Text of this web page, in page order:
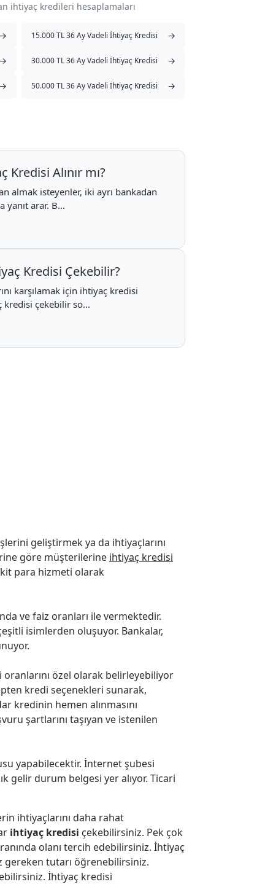
ihtiyaç kredileri hesaplamaları
→ 15.000 TL 36 Ay Vadeli İhtiyaç Kredisi →
→ 30.000 TL 36 Ay Vadeli İhtiyaç Kredisi →
→ 50.000 TL 36 Ay Vadeli İhtiyaç Kredisi →
Alınır mı?
almak isteyenler, iki ayrı bankadan
yanıt arar. B...
Kredisi Çekebilir?
karşılamak için ihtiyaç kredisi
kredisi çekebilir so...
geliştirmek ya da ihtiyaçlarını
göre müşterilerine ihtiyaç kredisi
para hizmeti olarak
ve faiz oranları ile vermektedir.
isimlerden oluşuyor. Bankalar,
özel olarak belirleyebiliyor
kredi seçenekleri sunarak,
kredinin hemen alınmasını
şartlarını taşıyan ve istenilen
yapabilecektir. İnternet şubesi
gelir durum belgesi yer alıyor. Ticari
ihtiyaçlarını daha rahat
ihtiyaç kredisi çekebilirsiniz. Pek çok
olanı tercih edebilirsiniz. İhtiyaç
gereken tutarı öğrenebilirsiniz.
İhtiyaç kredisi